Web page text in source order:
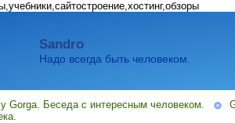
Sandro
Надо всегда быть человеком.
у Gorga. Беседа с интересным человеком.